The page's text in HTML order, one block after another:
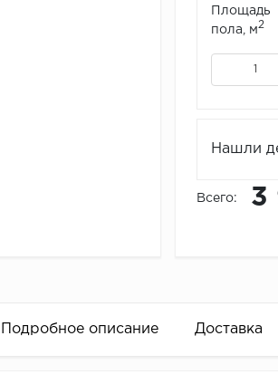
Площадь
пола, м2
Нашли
Всего: 3
Подробное описание Доставка